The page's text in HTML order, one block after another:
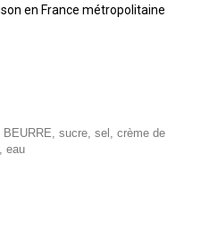
en France métropolitaine
BEURRE, sucre, sel, crème de
eau